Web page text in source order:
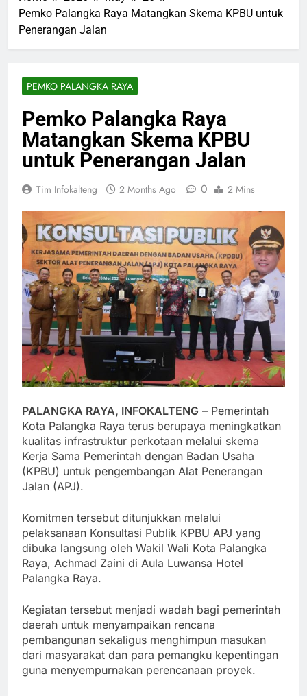
Pemko Palangka Raya Matangkan Skema KPBU untuk
Penerangan Jalan
PEMKO PALANGKA RAYA
Pemko Palangka Raya
Matangkan Skema KPBU
untuk Penerangan Jalan
Tim Infokalteng 2 Months Ago 0 2 Mins
PALANGKA RAYA, INFOKALTENG – Pemerintah
Kota Palangka Raya terus berupaya meningkatkan
kualitas infrastruktur perkotaan melalui skema
Kerja Sama Pemerintah dengan Badan Usaha
(KPBU) untuk pengembangan Alat Penerangan
Jalan (APJ).
Komitmen tersebut ditunjukkan melalui
pelaksanaan Konsultasi Publik KPBU APJ yang
dibuka langsung oleh Wakil Wali Kota Palangka
Raya, Achmad Zaini di Aula Luwansa Hotel
Palangka Raya.
Kegiatan tersebut menjadi wadah bagi pemerintah
daerah untuk menyampaikan rencana
pembangunan sekaligus menghimpun masukan
dari masyarakat dan para pemangku kepentingan
guna menyempurnakan perencanaan proyek.